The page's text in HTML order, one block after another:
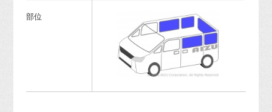
部位